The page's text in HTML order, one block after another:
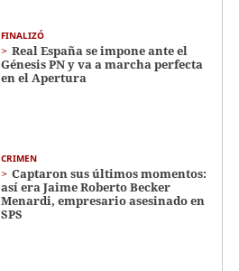
FINALIZÓ
Real España se impone ante el
Génesis PN y va a marcha perfecta
en el Apertura
CRIMEN
Captaron sus últimos momentos:
así era Jaime Roberto Becker
Menardi​​​, empresario asesinado en
SPS